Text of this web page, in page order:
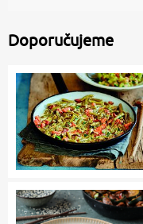
Doporučujeme